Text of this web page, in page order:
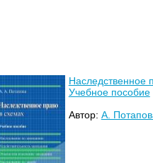
Наследственное
Учебное пособие
Автор: А.